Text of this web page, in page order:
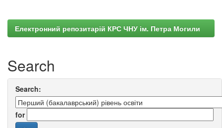
Електронний репозитарій КРС ЧНУ ім. Петра Могили
Search
Search:
for